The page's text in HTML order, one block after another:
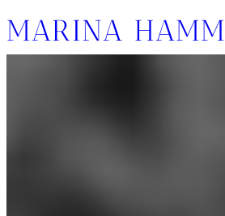
MARINA HAMM